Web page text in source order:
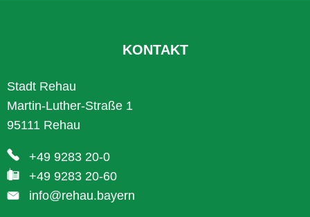
KONTAKT
Stadt Rehau
Martin-Luther-Straße 1
95111 Rehau
+49 9283 20-0
+49 9283 20-60
info@rehau.bayern